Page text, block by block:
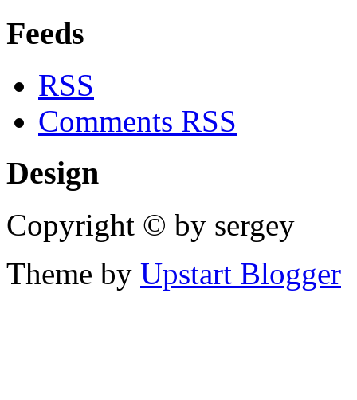
Feeds
RSS
Comments RSS
Design
Copyright © by sergey
Theme by Upstart Blogger